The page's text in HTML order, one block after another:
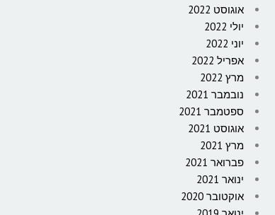
אוגוסט 2022
יולי 2022
יוני 2022
אפריל 2022
מרץ 2022
נובמבר 2021
ספטמבר 2021
אוגוסט 2021
מרץ 2021
פברואר 2021
ינואר 2021
אוקטובר 2020